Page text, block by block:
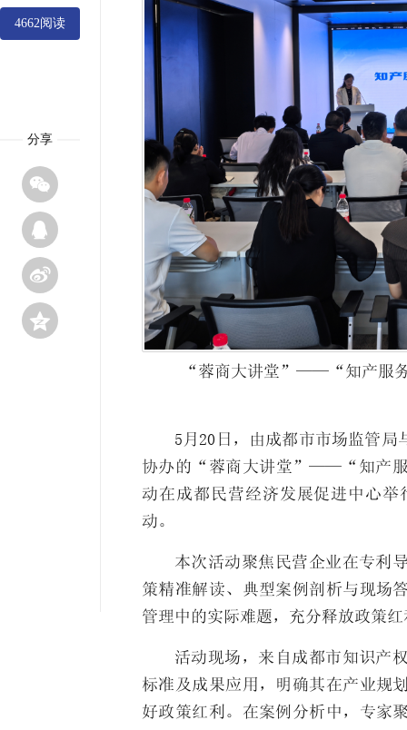
4662阅读
分享




“蓉商大讲堂”——“知产服务
5月20日，由成都市市场监管
协办的“蓉商大讲堂”——“知产服
动在成都民营经济发展促进中心
动。
本次活动聚焦民营企业在专利
策精准解读、典型案例剖析与现场
管理中的实际难题，充分释放政策
活动现场，来自成都市知识产
标准及成果应用，明确其在产业规
好政策红利。在案例分析中，专家